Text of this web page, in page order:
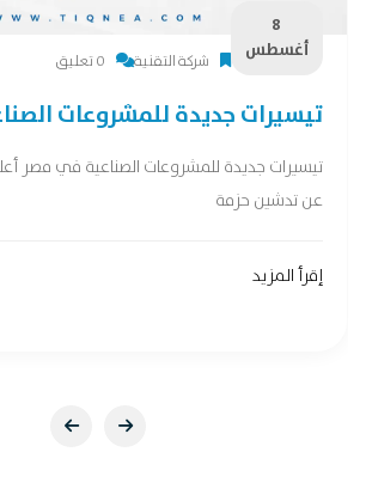
8
أغسطس
شركة التقنية 0 تعليق
تيسيرات جديدة للمشروعات
تيسيرات جديدة للمشروعات الصناعية في مصر
عن تدشين حزمة
إقرأ المزيد